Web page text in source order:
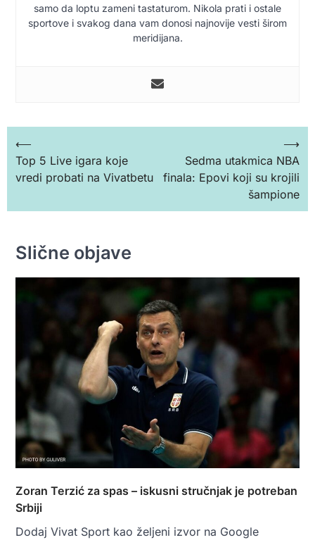
samo da loptu zameni tastaturom. Nikola prati i ostale
sportove i svakog dana vam donosi najnovije vesti širom
meridijana.
Кретање
чланка
⟵
Top 5 Live igara koje
vredi probati na Vivatbetu
Sedma utakmica NBA
finala: Epovi koji su krojili
šampione
⟶
Slične objave
Zoran Terzić za spas – iskusni stručnjak je potreban
Srbiji
Dodaj Vivat Sport kao željeni izvor na Google